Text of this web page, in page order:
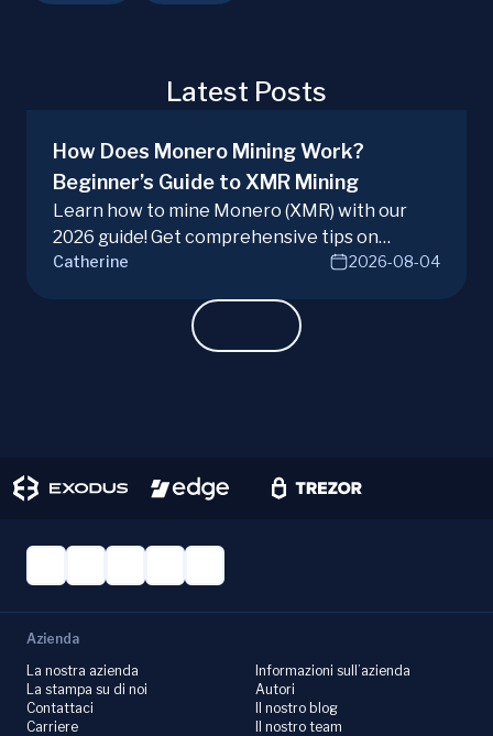
Latest Posts
How Does Monero Mining Work?
Beginner’s Guide to XMR Mining
Learn how to mine Monero (XMR) with our
2026 guide! Get comprehensive tips on
hardware, software, and techniques for
Catherine 2026-08-04
Azienda
La nostra azienda
La stampa su di noi
Contattaci
Carriere
Informazioni sull’azienda
Autori
Il nostro blog
Il nostro team